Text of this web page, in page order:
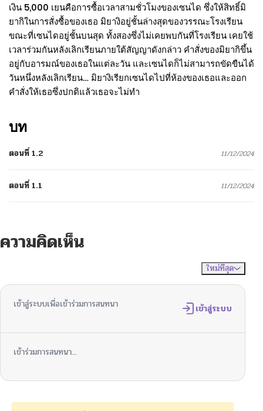
เงิน 5,000 เยนคือการซื้อเวลาสามชั่วโมงของเซนได ซึ่งให้สิทธิ์มิ
ยากิในการสั่งซื้อของเธอ มิยางิอยู่ชั้นล่างสุดของวรรณะโรงเรียน
ขณะที่เซนไดอยู่ชั้นบนสุด ทั้งสองซึ่งไม่เคยพบกันที่โรงเรียน เคยใช้
เวลาร่วมกันหลังเลิกเรียนภายใต้สัญญาดังกล่าว คำสั่งของมิยากิขึ้น
อยู่กับอารมณ์ของเธอในแต่ละวัน และเซนไดก็ไม่สามารถขัดขืนได้
วันหนึ่งหลังเลิกเรียน… มิยางิเรียกเซนไดไปที่ห้องของเธอและออก
คำสั่งให้เธอซึ่งปกติแล้วเธอจะไม่ทำ
บท
ตอนที่ 1.2 11/12/2024
ตอนที่ 1.1 11/12/2024
ความคิดเห็น
ใหม่ที่สุด
เข้าสู่ระบบเพื่อเข้าร่วมการสนทนา เข้าสู่ระบบ
เข้าร่วมการสนทนา...